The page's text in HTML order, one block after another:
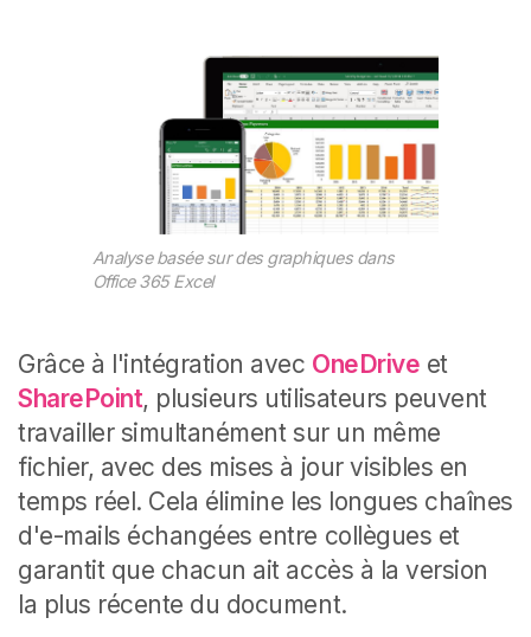
Analyse basée sur des graphiques dans
Office 365 Excel
Grâce à l'intégration avec OneDrive et
SharePoint, plusieurs utilisateurs peuvent
travailler simultanément sur un même
fichier, avec des mises à jour visibles en
temps réel. Cela élimine les longues chaînes
d'e-mails échangées entre collègues et
garantit que chacun ait accès à la version
la plus récente du document.